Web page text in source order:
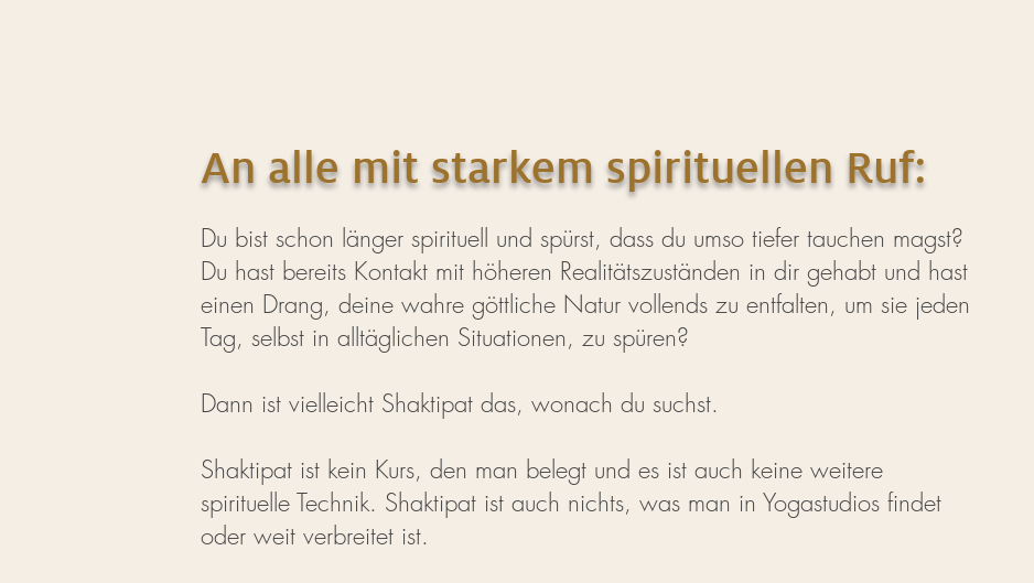
An alle mit starkem spirituellen Ruf:
Du bist schon länger spirituell und spürst, dass du umso tiefer tauchen magst?
Du hast bereits Kontakt mit höheren Realitätszuständen in dir gehabt und hast
einen Drang, deine wahre göttliche Natur vollends zu entfalten, um sie jeden
Tag, selbst in alltäglichen Situationen, zu spüren?
Dann ist vielleicht Shaktipat das, wonach du suchst.
Shaktipat ist kein Kurs, den man belegt und es ist auch keine weitere
spirituelle Technik. Shaktipat ist auch nichts, was man in Yogastudios findet
oder weit verbreitet ist.